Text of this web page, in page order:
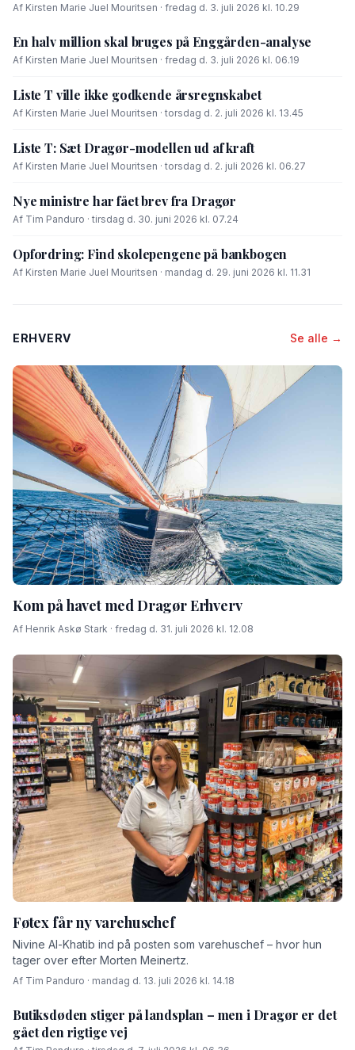
Af Kirsten Marie Juel Mouritsen · fredag d. 3. juli 2026 kl. 10.29
En halv million skal bruges på Enggården-analyse
Af Kirsten Marie Juel Mouritsen · fredag d. 3. juli 2026 kl. 06.19
Liste T ville ikke godkende årsregnskabet
Af Kirsten Marie Juel Mouritsen · torsdag d. 2. juli 2026 kl. 13.45
Liste T: Sæt Dragør-modellen ud af kraft
Af Kirsten Marie Juel Mouritsen · torsdag d. 2. juli 2026 kl. 06.27
Nye ministre har fået brev fra Dragør
Af Tim Panduro · tirsdag d. 30. juni 2026 kl. 07.24
Opfordring: Find skolepengene på bankbogen
Af Kirsten Marie Juel Mouritsen · mandag d. 29. juni 2026 kl. 11.31
ERHVERV Se alle →
Kom på havet med Dragør Erhverv
Af Henrik Askø Stark · fredag d. 31. juli 2026 kl. 12.08
Føtex får ny varehuschef
Nivine Al-Khatib ind på posten som varehuschef – hvor hun
tager over efter Morten Meinertz.
Af Tim Panduro · mandag d. 13. juli 2026 kl. 14.18
Butiksdøden stiger på landsplan – men i Dragør er det
gået den rigtige vej